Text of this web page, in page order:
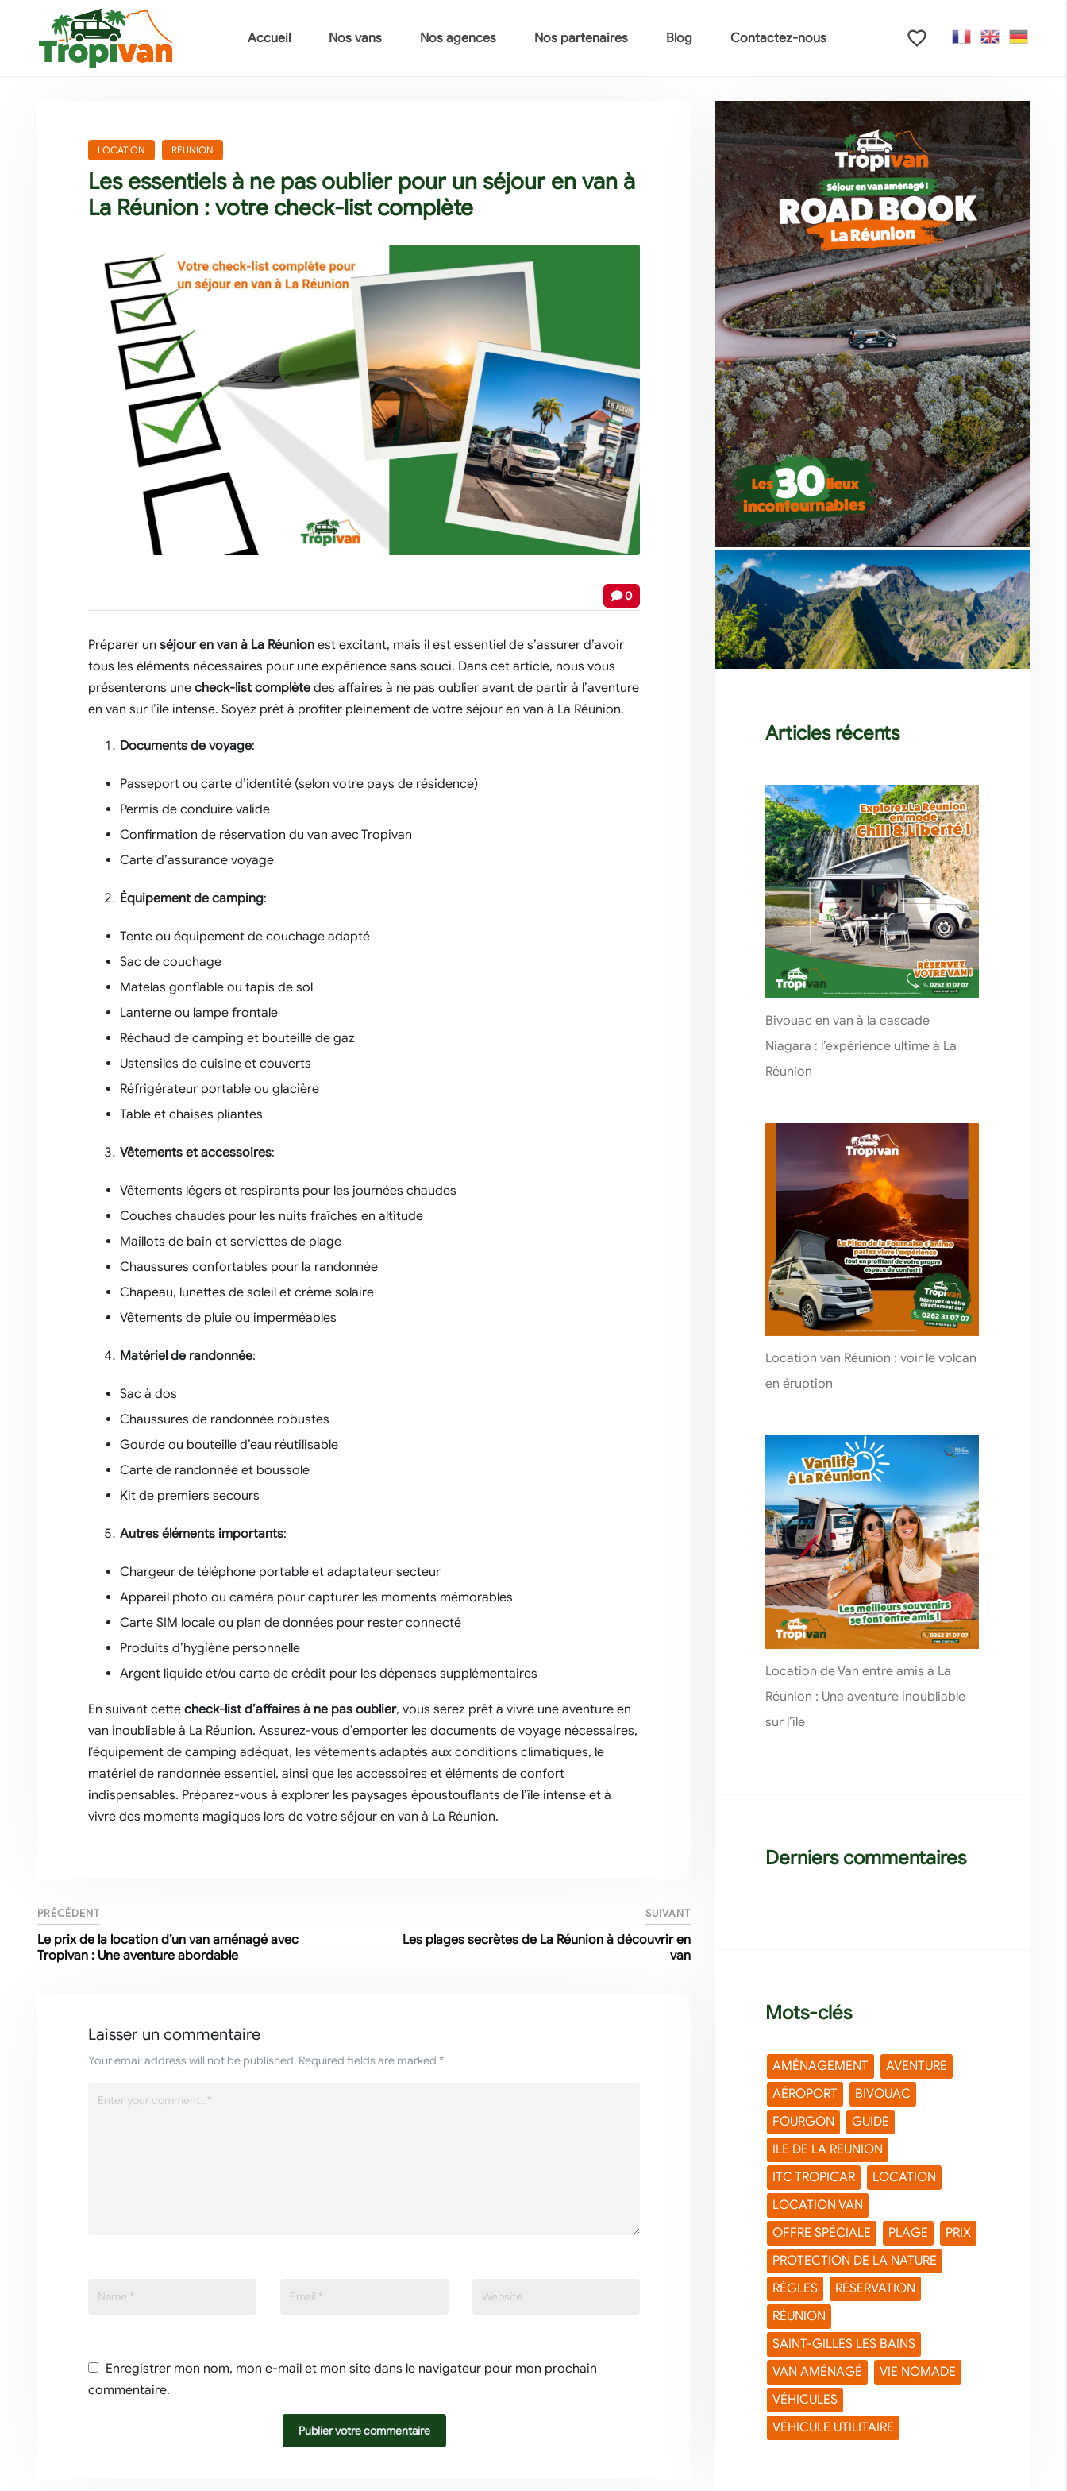
Accueil Nos vans Nos agences Nos partenaires Blog Contactez-nous favorite_border
LOCATION RÉUNION
Les essentiels à ne pas oublier pour un séjour en van à
La Réunion : votre check-list complète
0
Préparer un séjour en van à La Réunion est excitant, mais il est essentiel de s’assurer d’avoir
tous les éléments nécessaires pour une expérience sans souci. Dans cet article, nous vous
présenterons une check-list complète des affaires à ne pas oublier avant de partir à l’aventure
en van sur l’île intense. Soyez prêt à profiter pleinement de votre séjour en van à La Réunion.
Documents de voyage:
Passeport ou carte d’identité (selon votre pays de résidence)
Permis de conduire valide
Confirmation de réservation du van avec Tropivan
Carte d’assurance voyage
Équipement de camping:
Tente ou équipement de couchage adapté
Sac de couchage
Matelas gonflable ou tapis de sol
Lanterne ou lampe frontale
Réchaud de camping et bouteille de gaz
Ustensiles de cuisine et couverts
Réfrigérateur portable ou glacière
Table et chaises pliantes
Vêtements et accessoires:
Vêtements légers et respirants pour les journées chaudes
Couches chaudes pour les nuits fraîches en altitude
Maillots de bain et serviettes de plage
Chaussures confortables pour la randonnée
Chapeau, lunettes de soleil et crème solaire
Vêtements de pluie ou imperméables
Matériel de randonnée:
Sac à dos
Chaussures de randonnée robustes
Gourde ou bouteille d’eau réutilisable
Carte de randonnée et boussole
Kit de premiers secours
Autres éléments importants:
Chargeur de téléphone portable et adaptateur secteur
Appareil photo ou caméra pour capturer les moments mémorables
Carte SIM locale ou plan de données pour rester connecté
Produits d’hygiène personnelle
Argent liquide et/ou carte de crédit pour les dépenses supplémentaires
En suivant cette check-list d’affaires à ne pas oublier, vous serez prêt à vivre une aventure en
van inoubliable à La Réunion. Assurez-vous d’emporter les documents de voyage nécessaires,
l’équipement de camping adéquat, les vêtements adaptés aux conditions climatiques, le
matériel de randonnée essentiel, ainsi que les accessoires et éléments de confort
indispensables. Préparez-vous à explorer les paysages époustouflants de l’île intense et à
vivre des moments magiques lors de votre séjour en van à La Réunion.
PRÉCÉDENT
Le prix de la location d’un van aménagé avec
Tropivan : Une aventure abordable
SUIVANT
Les plages secrètes de La Réunion à découvrir en
van
Laisser un commentaire
Your email address will not be published. Required fields are marked *
Enregistrer mon nom, mon e-mail et mon site dans le navigateur pour mon prochain
commentaire.
Articles récents
Bivouac en van à la cascade
Niagara : l’expérience ultime à La
Réunion
Location van Réunion : voir le volcan
en éruption
Location de Van entre amis à La
Réunion : Une aventure inoubliable
sur l’île
Derniers commentaires
Mots-clés
AMÉNAGEMENT
AVENTURE
AÉROPORT
BIVOUAC
FOURGON
GUIDE
ILE DE LA REUNION
ITC TROPICAR
LOCATION
LOCATION VAN
OFFRE SPÉCIALE
PLAGE
PRIX
PROTECTION DE LA NATURE
RÈGLES
RÉSERVATION
RÉUNION
SAINT-GILLES LES BAINS
VAN AMÉNAGÉ
VIE NOMADE
VÉHICULES
VÉHICULE UTILITAIRE